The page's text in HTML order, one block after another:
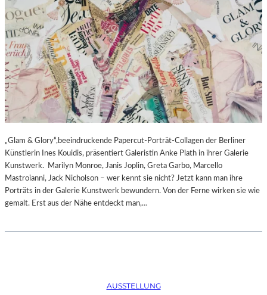
„Glam & Glory“,beeindruckende Papercut-Porträt-Collagen der Berliner
Künstlerin Ines Kouidis, präsentiert Galeristin Anke Plath in ihrer Galerie
Kunstwerk. Marilyn Monroe, Janis Joplin, Greta Garbo, Marcello
Mastroianni, Jack Nicholson – wer kennt sie nicht? Jetzt kann man ihre
Porträts in der Galerie Kunstwerk bewundern. Von der Ferne wirken sie wie
gemalt. Erst aus der Nähe entdeckt man,…
AUSSTELLUNG